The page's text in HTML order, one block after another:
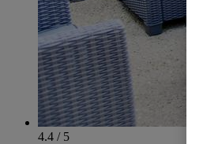
4.4 / 5